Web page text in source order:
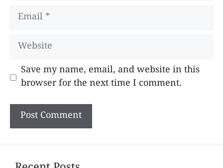
Email
Website
Save my name, email, and website in this
browser for the next time I comment.